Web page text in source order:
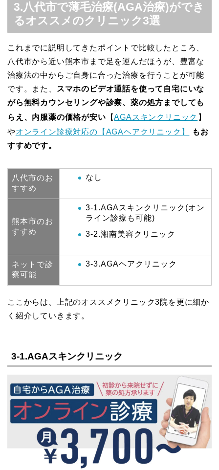
3.八代市で薄毛治療(AGA治療)ができ
るオススメのクリニック3選
これまでに説明してきたポイントで比較したところ、
八代市から近い熊本市まで足を運んだほうが、豊富な
治療法の中からご自身に合った治療を行うことが可能
です。また、
スマホのビデオ通話を使って自宅にいな
がら無料カウンセリングや診察、薬の処方までしても
らえ、内服薬の価格が安い 【AGAスキンクリニック 】
やオンライン診療対応の【AGAヘアクリニック】
もお
すすめです。
八代市のお
すすめ
なし
熊本市のお
すすめ
3-1.AGAスキンクリニック(オン
ライン診療も可能)
3-2.湘南美容クリニック
ネットで診
察可能
3-3.AGAヘアクリニック
ここからは、上記のオススメクリニック3院を更に細か
く紹介していきます。
3-1.AGAスキンクリニック